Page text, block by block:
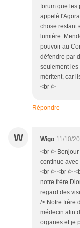
forum que les
appelé
chose restant
lumière.
pouvoir au
défendre par
seulement les
méritent, car
<br />
Répondre
W Wigo 11/10/
<br />
continue avec
<br /> <br />
notre frère
regard des
/> Notre frère
médecin afin
organes et je